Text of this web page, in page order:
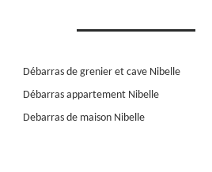
Débarras de grenier et cave Nibelle
Débarras appartement Nibelle
Debarras de maison Nibelle